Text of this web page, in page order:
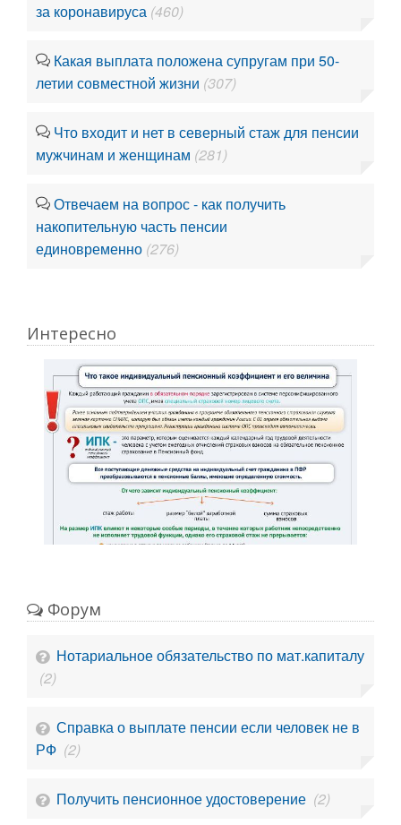
за коронавируса (460)
Какая выплата положена супругам при 50-
летии совместной жизни (307)
Что входит и нет в северный стаж для пенсии
мужчинам и женщинам (281)
Отвечаем на вопрос - как получить
накопительную часть пенсии
единовременно (276)
Интересно
Форум
Нотариальное обязательство по мат.капиталу
(2)
Справка о выплате пенсии если человек не в
РФ (2)
Получить пенсионное удостоверение (2)